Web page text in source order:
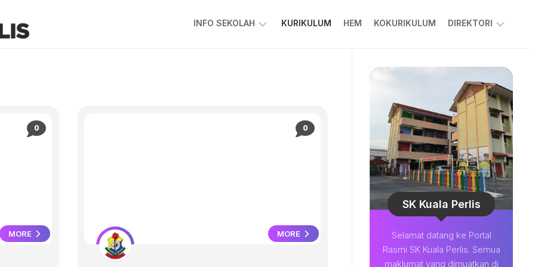
INFO SEKOLAH KURIKULUM HEM KOKURIKULUM DIREKTORI
PIBG
COLARIAN
CHANNEL
MUAT
TURUN
BESTARI
SOALAN
LAZIM
0
MORE
0
MORE
SK Kuala Perlis
Selamat datang ke Portal
Rasmi SK Kuala Perlis. Semua
maklumat yang dimuatkan di